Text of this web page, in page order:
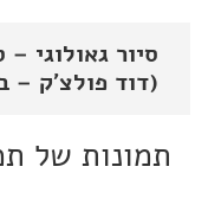
סיור גאולוגי
(דוד פולצ'ק –
תמונות של